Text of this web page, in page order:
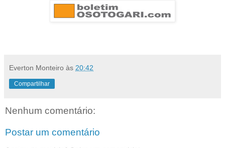
Everton Monteiro às 20:42
Compartilhar
Nenhum comentário:
Postar um comentário